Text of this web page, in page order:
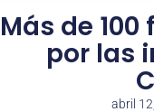
Más de
por las
abril